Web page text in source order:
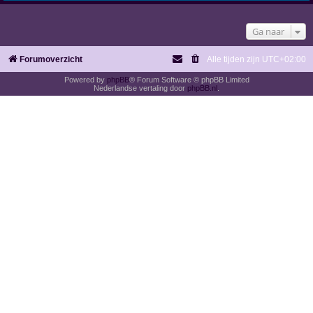
Ga naar
Forumoverzicht Alle tijden zijn UTC+02:00
Powered by phpBB® Forum Software © phpBB Limited
Nederlandse vertaling door phpBB.nl